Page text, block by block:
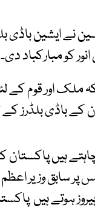
ایشین باڈی
کو مبارکباد دی۔
ملک اور قوم کے
کے باڈی بلڈرز
ہیں
پر سابق وزیر
ہوتے ہیں